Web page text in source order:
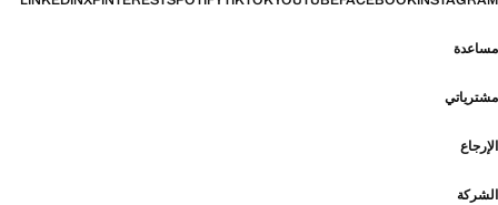
مساعدة
مشترياتي
الإرجاع
الشركة